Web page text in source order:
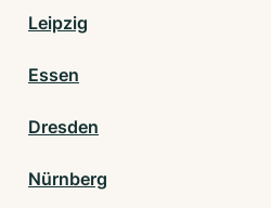
Leipzig
Essen
Dresden
Nürnberg